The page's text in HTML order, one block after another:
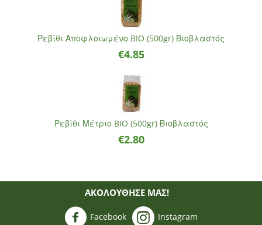
Ρεβίθι Αποφλοιωμένο BIO (500gr) Βιοβλαστός
€4.85
Ρεβίθι Μέτριο BIO (500gr) Βιοβλαστός
€2.80
ΑΚΟΛΟΥΘΗΣΈ ΜΑΣ!
Facebook Instagram